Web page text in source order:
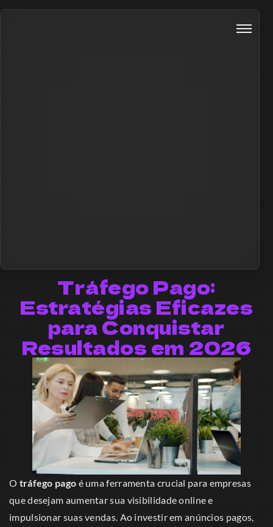
Tráfego Pago:
Estratégias Eficazes
para Conquistar
Resultados em 2026
O tráfego pago é uma ferramenta crucial para empresas
que desejam aumentar sua visibilidade online e
impulsionar suas vendas. Ao investir em anúncios pagos,